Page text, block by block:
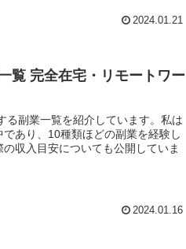
2024.01.21
覧 完全在宅・リモートワー
る副業一覧を紹介しています。私は
あり、10種類ほどの副業を経験し
収入目安についても公開していま
2024.01.16